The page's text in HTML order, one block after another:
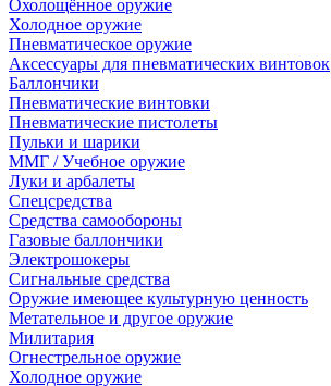
Охолощённое оружие
Холодное оружие
Пневматическое оружие
Аксессуары для пневматических винтовок
Баллончики
Пневматические винтовки
Пневматические пистолеты
Пульки и шарики
ММГ / Учебное оружие
Луки и арбалеты
Спецсредства
Средства самообороны
Газовые баллончики
Электрошокеры
Сигнальные средства
Оружие имеющее культурную ценность
Метательное и другое оружие
Милитария
Огнестрельное оружие
Холодное оружие